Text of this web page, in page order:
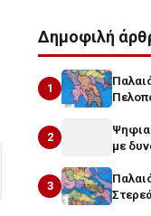
Δημοφιλή
1
2
με
3